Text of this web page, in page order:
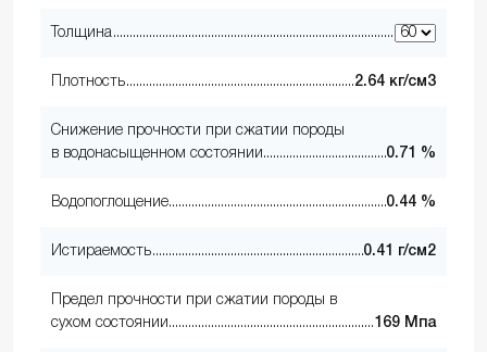
Толщина
Плотность 2.64 кг/см3
Снижение прочности при сжатии породы
в водонасыщенном состоянии
0.71 %
Водопоглощение 0.44 %
Истираемость 0.41 г/см2
Предел прочности при сжатии породы в
сухом состоянии
169 Мпа